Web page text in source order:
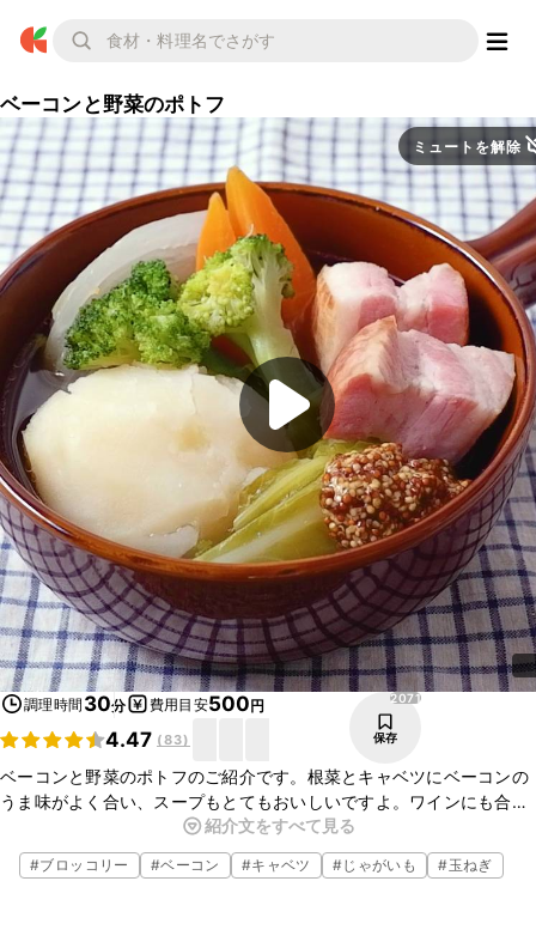
ベーコンと野菜のポトフ
ミュートを解除
調理時間 30分 費用目安500円
4.47 (83)
2071
保存
ベーコンと野菜のポトフのご紹介です。根菜とキャベツにベーコンの
うま味がよく合い、スープもとてもおいしいですよ。ワインにも合い
ますのでパンを添えておもてなしにも喜ばれます。簡単にできますの
でぜひ、お試しくださいね。
紹介文をすべて見る
#ブロッコリー #ベーコン #キャベツ #じゃがいも #玉ねぎ